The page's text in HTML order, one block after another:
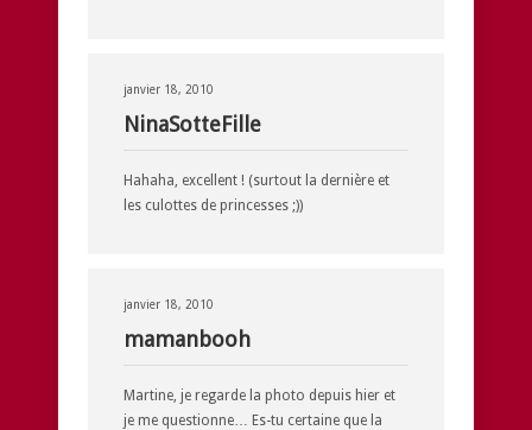
janvier 18, 2010
NinaSotteFille
Hahaha, excellent ! (surtout la dernière et
les culottes de princesses ;))
janvier 18, 2010
mamanbooh
Martine, je regarde la photo depuis hier et
je me questionne… Es-tu certaine que la